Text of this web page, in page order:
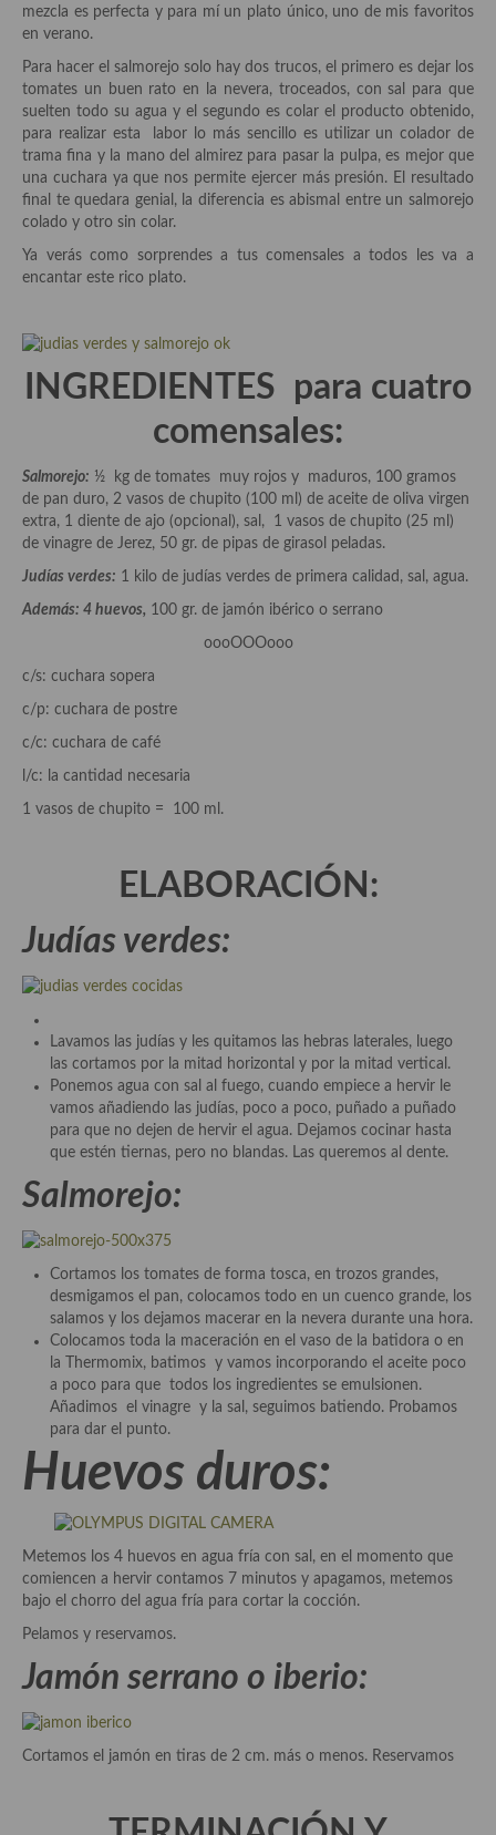
Ocio – restaurantes, bares, tabernas
En El Candelero
Las opiniones de la «Cocinera»
Prensa
Recetas
Acompañamientos
aditivos
Especias, mezclas de especias
Hierbas aromáticas
Aceites
Sales y polvos
Aperitivos
Bebidas
Entrantes y primeros platos
Ensaladas
Entrantes
Quínoa
Pasta
Arroces Y fideuás
Legumbres y cereales
Cuscús
Huevos
Masas elaboradas con harina, pizzas, quiches y demás
Plato principal
Aves
Carne
Pescado y Marisco
Postres y dulces
Postres con frutas
Salazones y encurtidos
Recetas maridadas con los mejores AOVES
mezcla es perfecta y para mí un plato único, uno de mis favoritos
en verano.
Para hacer el salmorejo solo hay dos trucos, el primero es dejar los
tomates un buen rato en la nevera, troceados, con sal para que
suelten todo su agua y el segundo es colar el producto obtenido,
para realizar esta labor lo más sencillo es utilizar un colador de
trama fina y la mano del almirez para pasar la pulpa, es mejor que
una cuchara ya que nos permite ejercer más presión. El resultado
final te quedara genial, la diferencia es abismal entre un salmorejo
colado y otro sin colar.
Ya verás como sorprendes a tus comensales a todos les va a
encantar este rico plato.
INGREDIENTES para cuatro
comensales:
Salmorejo: ½ kg de tomates muy rojos y maduros, 100 gramos
de pan duro, 2 vasos de chupito (100 ml) de aceite de oliva virgen
extra, 1 diente de ajo (opcional), sal, 1 vasos de chupito (25 ml)
de vinagre de Jerez, 50 gr. de pipas de girasol peladas.
Judías verdes: 1 kilo de judías verdes de primera calidad, sal, agua.
Además: 4 huevos, 100 gr. de jamón ibérico o serrano
oooOOOooo
c/s: cuchara sopera
c/p: cuchara de postre
c/c: cuchara de café
l/c: la cantidad necesaria
1 vasos de chupito = 100 ml.
ELABORACIÓN:
Judías verdes:
Lavamos las judías y les quitamos las hebras laterales, luego
las cortamos por la mitad horizontal y por la mitad vertical.
Ponemos agua con sal al fuego, cuando empiece a hervir le
vamos añadiendo las judías, poco a poco, puñado a puñado
para que no dejen de hervir el agua. Dejamos cocinar hasta
que estén tiernas, pero no blandas. Las queremos al dente.
Salmorejo:
Cortamos los tomates de forma tosca, en trozos grandes,
desmigamos el pan, colocamos todo en un cuenco grande, los
salamos y los dejamos macerar en la nevera durante una hora.
Colocamos toda la maceración en el vaso de la batidora o en
la Thermomix, batimos y vamos incorporando el aceite poco
a poco para que todos los ingredientes se emulsionen.
Añadimos el vinagre y la sal, seguimos batiendo. Probamos
para dar el punto.
Huevos duros:
Metemos los 4 huevos en agua fría con sal, en el momento que
comiencen a hervir contamos 7 minutos y apagamos, metemos
bajo el chorro del agua fría para cortar la cocción.
Pelamos y reservamos.
Jamón serrano o iberio:
Cortamos el jamón en tiras de 2 cm. más o menos. Reservamos